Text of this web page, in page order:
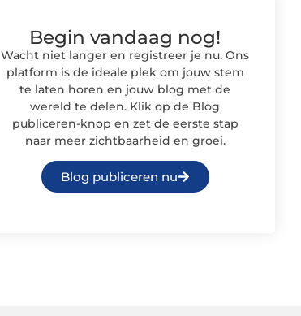
Begin vandaag nog!
Wacht niet langer en registreer je nu. Ons
platform is de ideale plek om jouw stem
te laten horen en jouw blog met de
wereld te delen. Klik op de Blog
publiceren-knop en zet de eerste stap
naar meer zichtbaarheid en groei.
Blog publiceren nu